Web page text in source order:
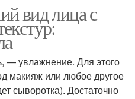
вид лица с
— увлажнение. Для этого
макияж или любое другое
сыворотка). Достаточно